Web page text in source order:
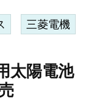
三菱電機
太陽電池